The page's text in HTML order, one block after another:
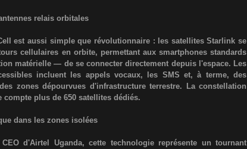
relais orbitales
est aussi simple que révolutionnaire : les satellites Starlink se
cellulaires en orbite, permettant aux smartphones standards
matérielle — de se connecter directement depuis l'espace. Les
incluent les appels vocaux, les SMS et, à terme, des
zones dépourvues d'infrastructure terrestre. La constellation
plus de 650 satellites dédiés.
dans les zones isolées
d'Airtel Uganda, cette technologie représente un tournant